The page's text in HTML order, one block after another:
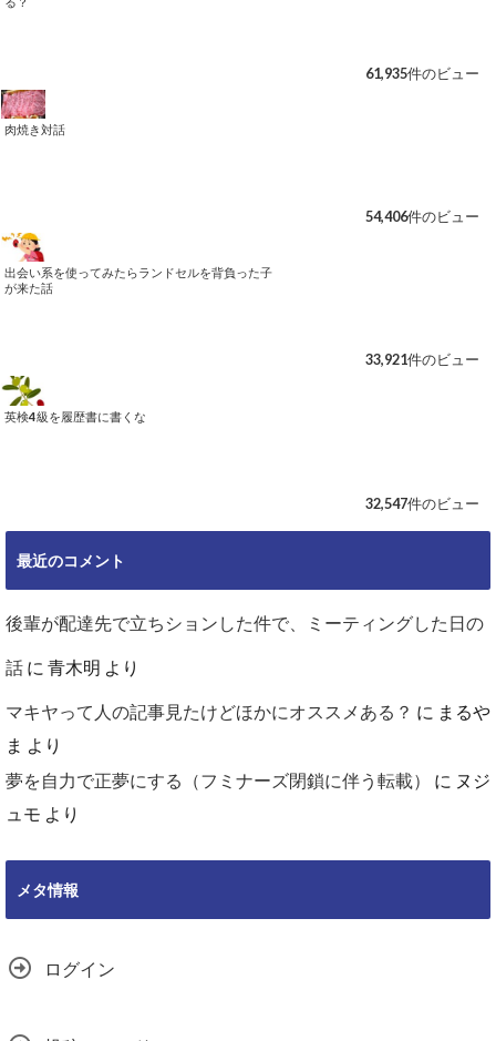
61,935件のビュー
肉焼き対話
54,406件のビュー
出会い系を使ってみたらランドセルを背負った子
が来た話
33,921件のビュー
英検4級を履歴書に書くな
32,547件のビュー
最近のコメント
後輩が配達先で立ちションした件で、ミーティングした日の
話 に 青木明 より
マキヤって人の記事見たけどほかにオススメある？ に まるや
ま より
夢を自力で正夢にする（フミナーズ閉鎖に伴う転載）
に ヌジ
ュモ より
メタ情報
ログイン